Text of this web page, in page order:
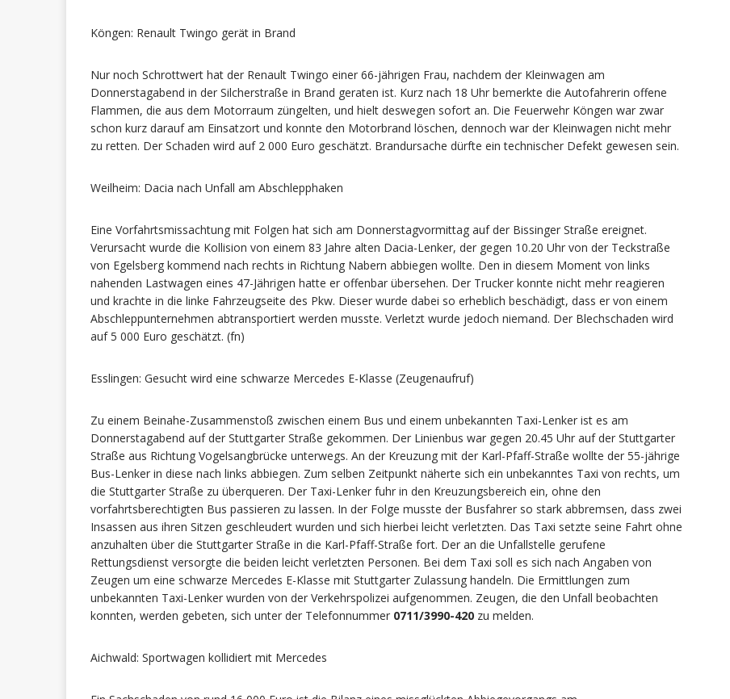
Köngen: Renault Twingo gerät in Brand
Nur noch Schrottwert hat der Renault Twingo einer 66-jährigen Frau, nachdem der Kleinwagen am
Donnerstagabend in der Silcherstraße in Brand geraten ist. Kurz nach 18 Uhr bemerkte die Autofahrerin offene
Flammen, die aus dem Motorraum züngelten, und hielt deswegen sofort an. Die Feuerwehr Köngen war zwar
schon kurz darauf am Einsatzort und konnte den Motorbrand löschen, dennoch war der Kleinwagen nicht mehr
zu retten. Der Schaden wird auf 2 000 Euro geschätzt. Brandursache dürfte ein technischer Defekt gewesen sein.
Weilheim: Dacia nach Unfall am Abschlepphaken
Eine Vorfahrtsmissachtung mit Folgen hat sich am Donnerstagvormittag auf der Bissinger Straße ereignet.
Verursacht wurde die Kollision von einem 83 Jahre alten Dacia-Lenker, der gegen 10.20 Uhr von der Teckstraße
von Egelsberg kommend nach rechts in Richtung Nabern abbiegen wollte. Den in diesem Moment von links
nahenden Lastwagen eines 47-Jährigen hatte er offenbar übersehen. Der Trucker konnte nicht mehr reagieren
und krachte in die linke Fahrzeugseite des Pkw. Dieser wurde dabei so erheblich beschädigt, dass er von einem
Abschleppunternehmen abtransportiert werden musste. Verletzt wurde jedoch niemand. Der Blechschaden wird
auf 5 000 Euro geschätzt. (fn)
Esslingen: Gesucht wird eine schwarze Mercedes E-Klasse (Zeugenaufruf)
Zu einem Beinahe-Zusammenstoß zwischen einem Bus und einem unbekannten Taxi-Lenker ist es am
Donnerstagabend auf der Stuttgarter Straße gekommen. Der Linienbus war gegen 20.45 Uhr auf der Stuttgarter
Straße aus Richtung Vogelsangbrücke unterwegs. An der Kreuzung mit der Karl-Pfaff-Straße wollte der 55-jährige
Bus-Lenker in diese nach links abbiegen. Zum selben Zeitpunkt näherte sich ein unbekanntes Taxi von rechts, um
die Stuttgarter Straße zu überqueren. Der Taxi-Lenker fuhr in den Kreuzungsbereich ein, ohne den
vorfahrtsberechtigten Bus passieren zu lassen. In der Folge musste der Busfahrer so stark abbremsen, dass zwei
Insassen aus ihren Sitzen geschleudert wurden und sich hierbei leicht verletzten. Das Taxi setzte seine Fahrt ohne
anzuhalten über die Stuttgarter Straße in die Karl-Pfaff-Straße fort. Der an die Unfallstelle gerufene
Rettungsdienst versorgte die beiden leicht verletzten Personen. Bei dem Taxi soll es sich nach Angaben von
Zeugen um eine schwarze Mercedes E-Klasse mit Stuttgarter Zulassung handeln. Die Ermittlungen zum
unbekannten Taxi-Lenker wurden von der Verkehrspolizei aufgenommen. Zeugen, die den Unfall beobachten
konnten, werden gebeten, sich unter der Telefonnummer 0711/3990-420 zu melden.
Aichwald: Sportwagen kollidiert mit Mercedes